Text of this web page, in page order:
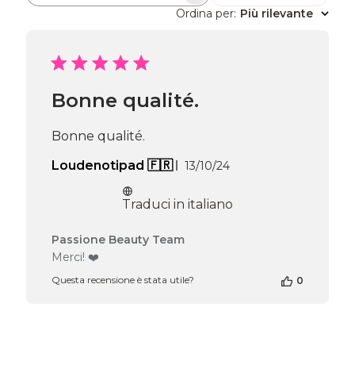
Ordina per: Più rilevante
Bonne qualité.
Bonne qualité.
Loudenotipad 🇫🇷
Data
pubblicazione
13/10/24
Traduci in italiano
Commenti
del
Passione Beauty Team
Merci! ❤️
Questa recensione è stata utile? 0